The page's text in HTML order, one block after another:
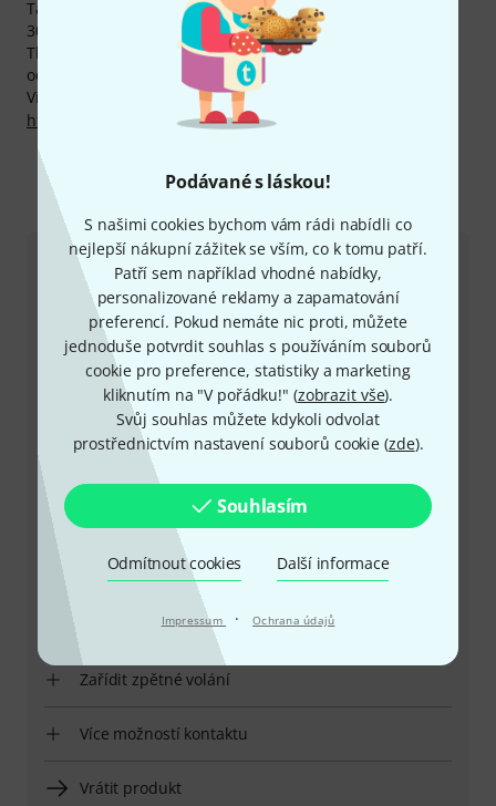
Podávané s láskou!
S našimi cookies bychom vám rádi nabídli co
nejlepší nákupní zážitek se vším, co k tomu patří.
Patří sem například vhodné nabídky,
personalizované reklamy a zapamatování
preferencí. Pokud nemáte nic proti, můžete
jednoduše potvrdit souhlas s používáním souborů
cookie pro preference, statistiky a marketing
kliknutím na "V pořádku!" (zobrazit vše).
Svůj souhlas můžete kdykoli odvolat
prostřednictvím nastavení souborů cookie (zde).
Souhlasím
Odmítnout cookies Další informace
Impressum · Ochrana údajů
Také na produkty Slingerland Vám poskytujeme naši
30denní záruku vrácení peněz, 3letou záruku firmy
Thomann a mnoho dalších služeb, jako kompententní
odborníky, servis na místě, financování a mnoho dalšího.
Více informací o výrobci najdete zde:
http://www.gibson.com/en-us/Divisions/Slingerland
Kontaktujte nás
Zákaznický servis - Česko
+49-9546-9223-649
Máte-li jakýkoli dotaz nebo problém, kolegové ze
zákaznického centra jsou vždy připraveni pomoci
Mějte připraveno zákaznické číslo
Provozní doba (CEST - Středoevropský
Zařídit zpětné volání
Více možností kontaktu
Vrátit produkt